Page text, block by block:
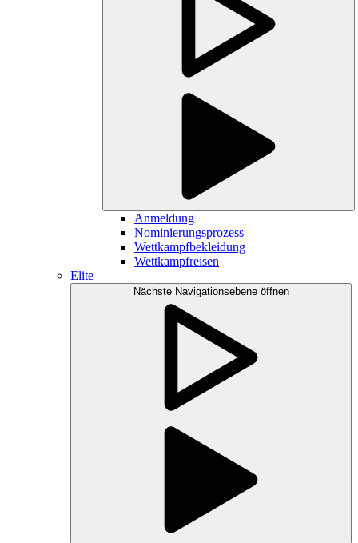
Anmeldung
Nominierungsprozess
Wettkampfbekleidung
Wettkampfreisen
Elite
Nächste Navigationsebene öffnen